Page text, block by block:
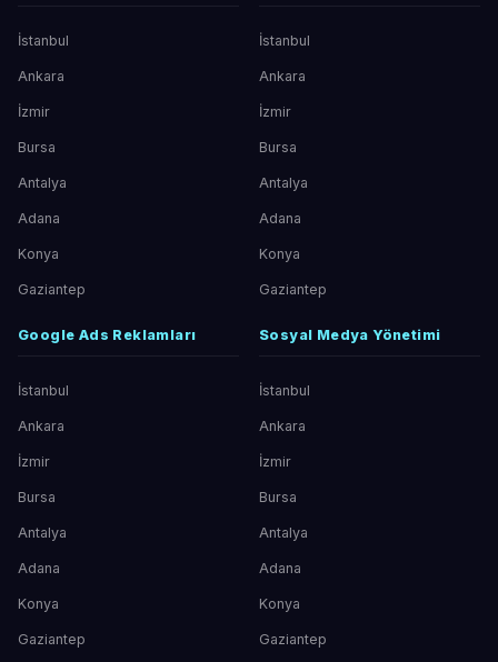
İstanbul
Ankara
İzmir
Bursa
Antalya
Adana
Konya
Gaziantep
İstanbul
Ankara
İzmir
Bursa
Antalya
Adana
Konya
Gaziantep
Google Ads Reklamları
İstanbul
Ankara
İzmir
Bursa
Antalya
Adana
Konya
Gaziantep
Sosyal Medya Yönetimi
İstanbul
Ankara
İzmir
Bursa
Antalya
Adana
Konya
Gaziantep